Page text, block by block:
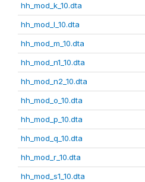
hh_mod_k_10.dta
hh_mod_l_10.dta
hh_mod_m_10.dta
hh_mod_n1_10.dta
hh_mod_n2_10.dta
hh_mod_o_10.dta
hh_mod_p_10.dta
hh_mod_q_10.dta
hh_mod_r_10.dta
hh_mod_s1_10.dta